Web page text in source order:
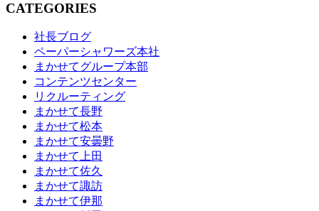
CATEGORIES
社長ブログ
ペーパーシャワーズ本社
まかせてグループ本部
コンテンツセンター
リクルーティング
まかせて長野
まかせて松本
まかせて安曇野
まかせて上田
まかせて佐久
まかせて諏訪
まかせて伊那